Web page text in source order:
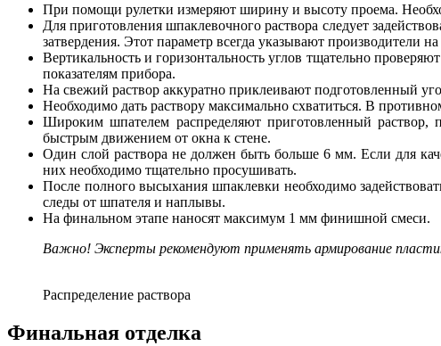
При помощи рулетки измеряют ширину и высоту проема.
Для приготовления шпаклевочного раствора следует
затвердения. Этот параметр всегда указывают производители на
Вертикальность и горизонтальность углов тщательно
показателям прибора.
На свежий раствор аккуратно приклеивают подготовленный
Необходимо дать раствору максимально схватиться. В
Широким шпателем распределяют приготовленный
быстрым движением от окна к стене.
Один слой раствора не должен быть больше 6 мм. Если для
них необходимо тщательно просушивать.
После полного высыхания шпаклевки необходимо
следы от шпателя и наплывы.
На финальном этапе наносят максимум 1 мм финишной смеси.
Важно! Эксперты рекомендуют применять армирование
Распределение раствора
Финальная отделка